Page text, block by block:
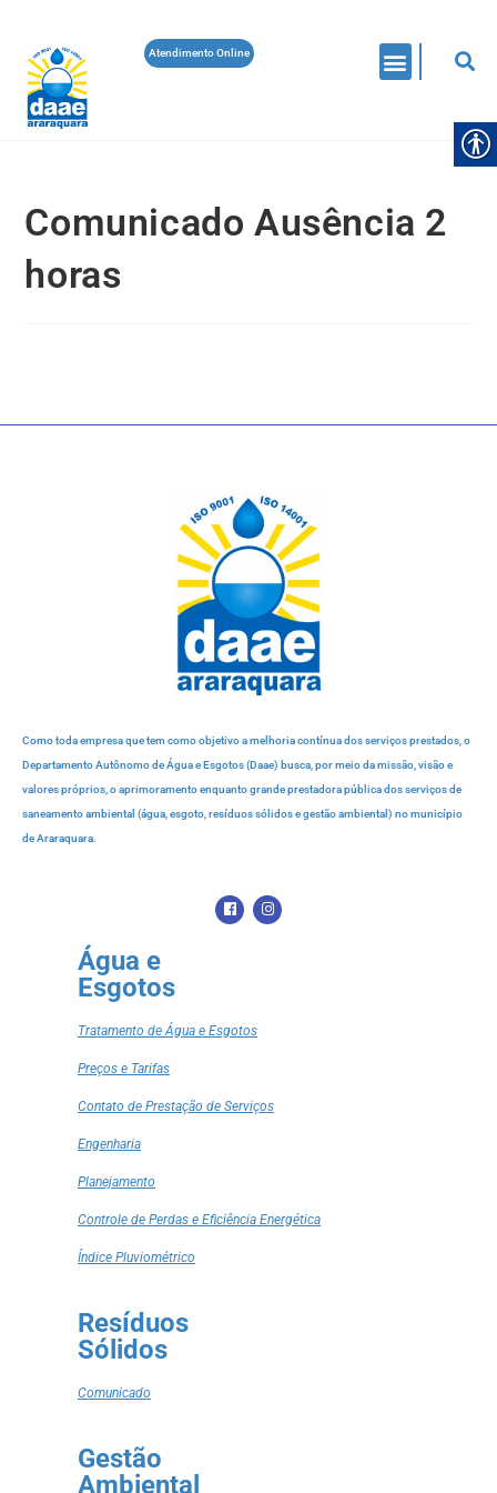
Atendimento Online
Comunicado Ausência 2
horas
Como toda empresa que tem como objetivo a melhoria contínua dos serviços prestados, o
Departamento Autônomo de Água e Esgotos (Daae) busca, por meio da missão, visão e
valores próprios, o aprimoramento enquanto grande prestadora pública dos serviços de
saneamento ambiental (água, esgoto, resíduos sólidos e gestão ambiental) no município
de Araraquara.
Água e
Esgotos
Tratamento de Água e Esgotos
Preços e Tarifas
Contato de Prestação de Serviços
Engenharia
Planejamento
Controle de Perdas e Eficiência Energética
Índice Pluviométrico
Resíduos
Sólidos
Comunicado
Gestão
Ambiental